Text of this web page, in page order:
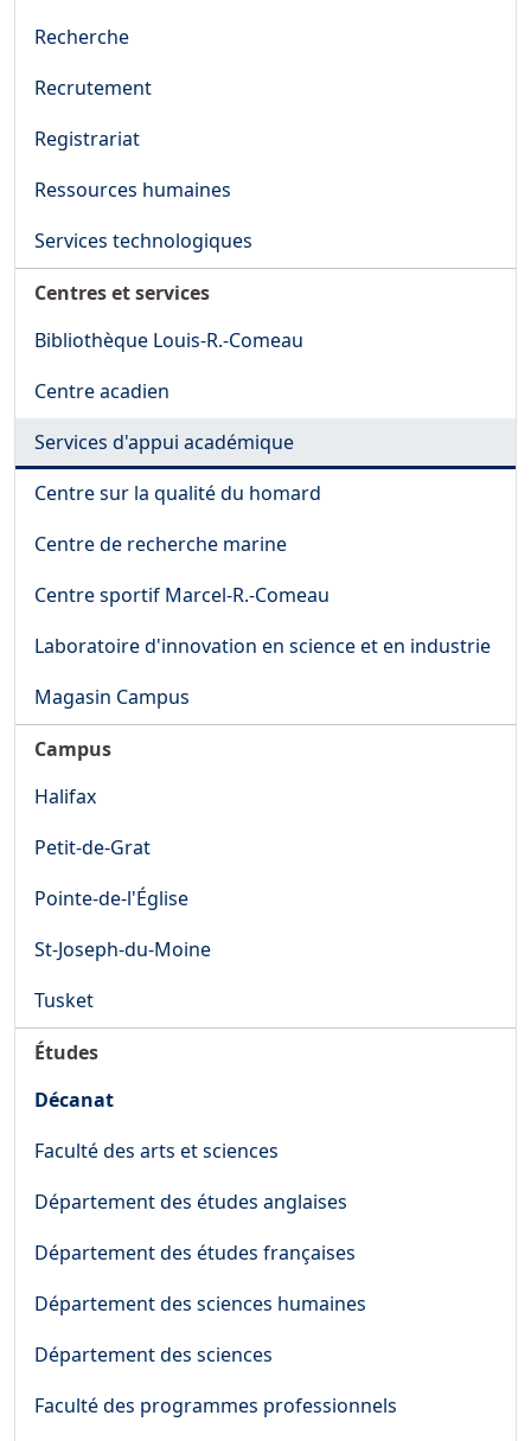
Recherche
Recrutement
Registrariat
Ressources humaines
Services technologiques
Centres et services
Bibliothèque Louis-R.-Comeau
Centre acadien
Services d'appui académique
Centre sur la qualité du homard
Centre de recherche marine
Centre sportif Marcel-R.-Comeau
Laboratoire d'innovation en science et en industrie
Magasin Campus
Campus
Halifax
Petit-de-Grat
Pointe-de-l'Église
St-Joseph-du-Moine
Tusket
Études
Décanat
Faculté des arts et sciences
Département des études anglaises
Département des études françaises
Département des sciences humaines
Département des sciences
Faculté des programmes professionnels